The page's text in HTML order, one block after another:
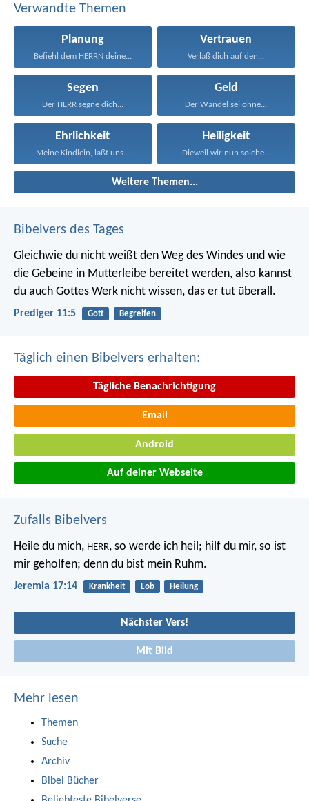
Verwandte Themen
Planung
Befiehl dem HERRN deine...
Vertrauen
Verlaß dich auf den...
Segen
Der HERR segne dich...
Geld
Der Wandel sei ohne...
Ehrlichkeit
Meine Kindlein, laßt uns...
Heiligkeit
Dieweil wir nun solche...
Weitere Themen...
Bibelvers des Tages
Gleichwie du nicht weißt den Weg des Windes und wie
die Gebeine in Mutterleibe bereitet werden, also kannst
du auch Gottes Werk nicht wissen, das er tut überall.
Prediger 11:5 Gott Begreifen
Täglich einen Bibelvers erhalten:
Tägliche Benachrichtigung
Email
Android
Auf deiner Webseite
Zufalls Bibelvers
Heile du mich, HERR, so werde ich heil; hilf du mir, so ist
mir geholfen; denn du bist mein Ruhm.
Jeremia 17:14 Krankheit Lob Heilung
Nächster Vers!
Mit Bild
Mehr lesen
Themen
Suche
Archiv
Bibel Bücher